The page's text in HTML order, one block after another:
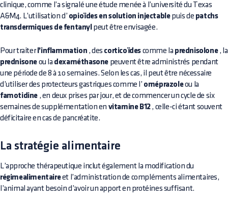
clinique, comme l’a signalé une étude menée à l’université du Texas
A&M4. L’utilisation d’ opioïdes en solution injectablepuis de patchs
transdermiques de fentanyl peut être envisagée.
Pour traiter l’inflammation , des corticoïdes comme la prednisolone, la
prednisone ou la dexaméthasone peuvent être administrés pendant
une période de 8 à 10 semaines. Selon les cas, il peut être nécessaire
d’utiliser des protecteurs gastriques comme l’ oméprazoleou la
famotidine , en deux prises par jour, et de commencer un cycle de six
semaines de supplémentation en vitamine B12, celle-ci étant souvent
déficitaire en cas de pancréatite.
La stratégie alimentaire
L’approche thérapeutique inclut également la modification du
régimealimentaireet l’administration de compléments alimentaires,
l’animal ayant besoin d’avoir un apport en protéines suffisant.